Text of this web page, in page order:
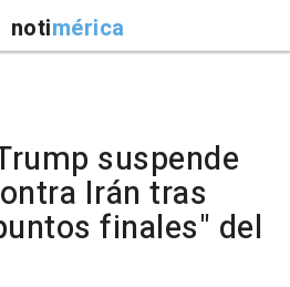
notimérica
suspende
Irán tras
finales" del